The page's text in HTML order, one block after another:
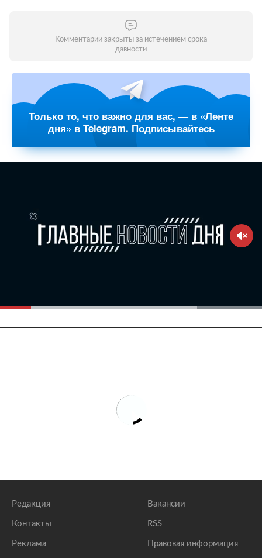
Комментарии закрыты за истечением срока
давности
Только то, что важно для вас, — в «Ленте
дня» в Telegram. Подписывайтесь
Редакция
Контакты
Реклама
Вакансии
RSS
Правовая информация